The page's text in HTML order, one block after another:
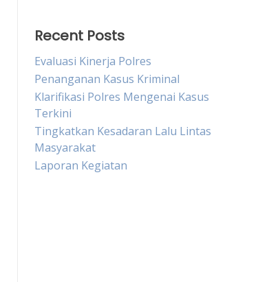
Recent Posts
Evaluasi Kinerja Polres
Penanganan Kasus Kriminal
Klarifikasi Polres Mengenai Kasus
Terkini
Tingkatkan Kesadaran Lalu Lintas
Masyarakat
Laporan Kegiatan